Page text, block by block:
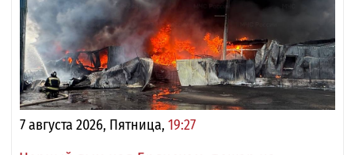
7 августа 2026, Пятница, 19:27